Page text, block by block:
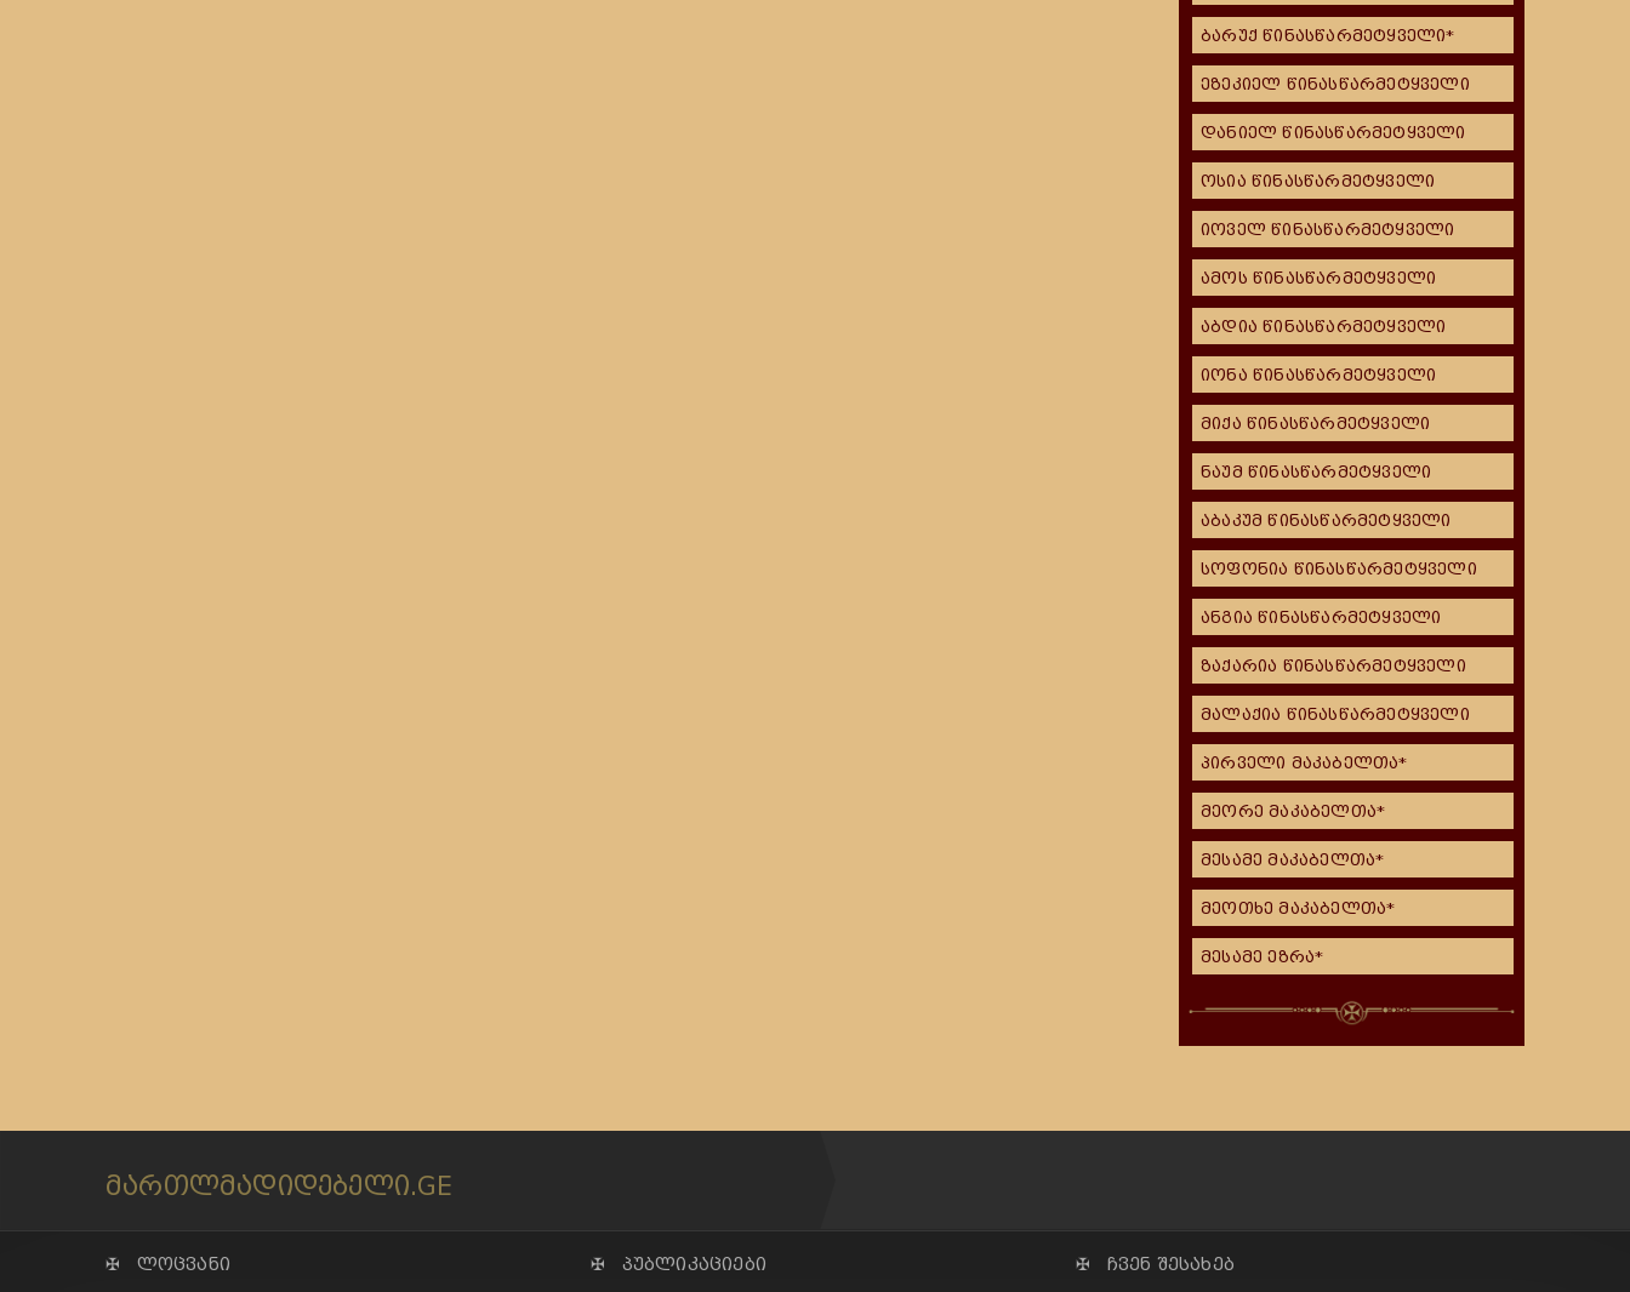
ბარუქ წინასწარმეტყველი*
ეზეკიელ წინასწარმეტყველი
დანიელ წინასწარმეტყველი
ოსია წინასწარმეტყველი
იოველ წინასწარმეტყველი
ამოს წინასწარმეტყველი
აბდია წინასწარმეტყველი
იონა წინასწარმეტყველი
მიქა წინასწარმეტყველი
ნაუმ წინასწარმეტყველი
აბაკუმ წინასწარმეტყველი
სოფონია წინასწარმეტყველი
ანგია წინასწარმეტყველი
ზაქარია წინასწარმეტყველი
მალაქია წინასწარმეტყველი
პირველი მაკაბელთა*
მეორე მაკაბელთა*
მესამე მაკაბელთა*
მეოთხე მაკაბელთა*
მესამე ეზრა*
მართლმადიდებელი.GE
✠ ლოცვანი
✠ პუბლიკაციები
✠ ჩვენ შესახებ